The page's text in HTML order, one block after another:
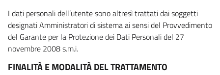
I dati personali dell’utente sono altresì trattati dai soggetti
designati Amministratori di sistema ai sensi del Provvedimento
del Garante per la Protezione dei Dati Personali del 27
novembre 2008 s.m.i.
FINALITÀ E MODALITÀ DEL TRATTAMENTO